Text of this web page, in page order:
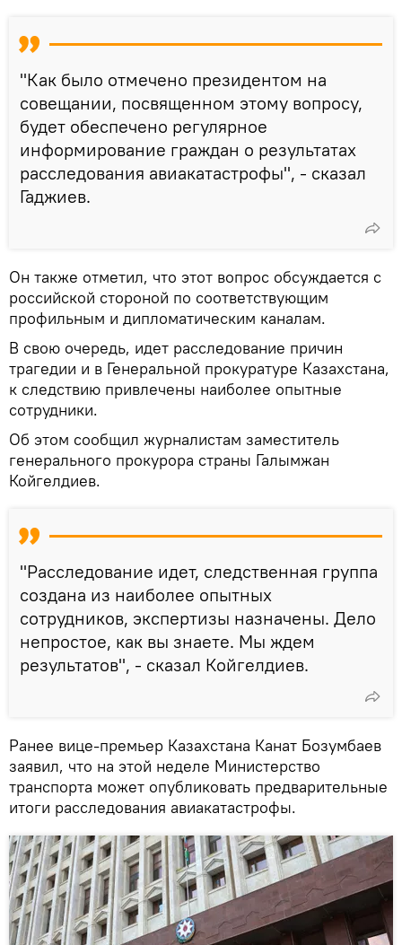
"Как было отмечено президентом на
совещании, посвященном этому вопросу,
будет обеспечено регулярное
информирование граждан о результатах
расследования авиакатастрофы", - сказал
Гаджиев.
Он также отметил, что этот вопрос обсуждается с
российской стороной по соответствующим
профильным и дипломатическим каналам.
В свою очередь, идет расследование причин
трагедии и в Генеральной прокуратуре Казахстана,
к следствию привлечены наиболее опытные
сотрудники.
Об этом сообщил журналистам заместитель
генерального прокурора страны Галымжан
Койгелдиев.
"Расследование идет, следственная группа
создана из наиболее опытных
сотрудников, экспертизы назначены. Дело
непростое, как вы знаете. Мы ждем
результатов", - сказал Койгелдиев.
Ранее вице-премьер Казахстана Канат Бозумбаев
заявил, что на этой неделе Министерство
транспорта может опубликовать предварительные
итоги расследования авиакатастрофы.